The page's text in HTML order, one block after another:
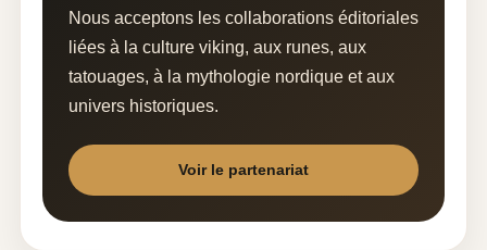
Nous acceptons les collaborations éditoriales
liées à la culture viking, aux runes, aux
tatouages, à la mythologie nordique et aux
univers historiques.
Voir le partenariat